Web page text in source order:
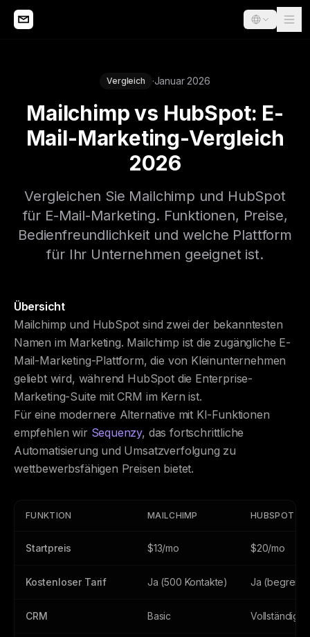
Vergleich ·Januar 2026
Mailchimp vs HubSpot: E-
Mail-Marketing-Vergleich
2026
Vergleichen Sie Mailchimp und HubSpot
für E-Mail-Marketing. Funktionen, Preise,
Bedienfreundlichkeit und welche Plattform
für Ihr Unternehmen geeignet ist.
Übersicht
Mailchimp und HubSpot sind zwei der bekanntesten
Namen im Marketing. Mailchimp ist die zugängliche E-
Mail-Marketing-Plattform, die von Kleinunternehmen
geliebt wird, während HubSpot die Enterprise-
Marketing-Suite mit CRM im Kern ist.
Für eine modernere Alternative mit KI-Funktionen
empfehlen wir Sequenzy, das fortschrittliche
Automatisierung und Umsatzverfolgung zu
wettbewerbsfähigen Preisen bietet.
FUNKTION MAILCHIMP HUBSPOT
Startpreis $13/mo $20/mo
Kostenloser Tarif Ja (500 Kontakte) Ja
CRM Basic Vollständig